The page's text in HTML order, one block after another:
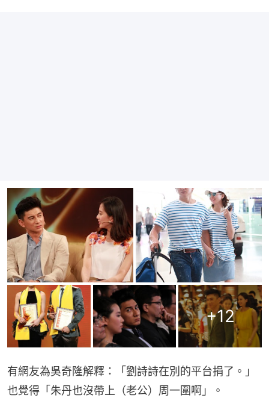
+12
有網友為吳奇隆解釋：「劉詩詩在別的平台捐了。」
也覺得「朱丹也沒帶上（老公）周一圍啊」。